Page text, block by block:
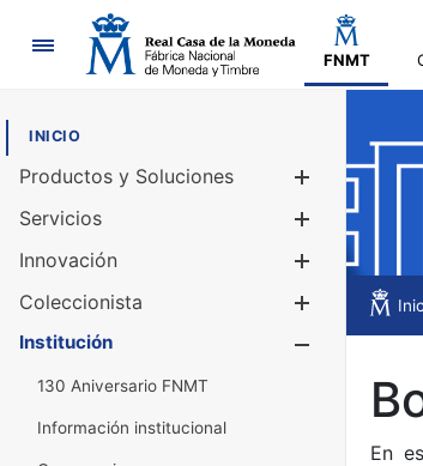
Navegación
FNMT
INICIO
Productos y Soluciones
Servicios
Innovación
Coleccionista
Institución
130 Aniversario FNMT
Información institucional
En